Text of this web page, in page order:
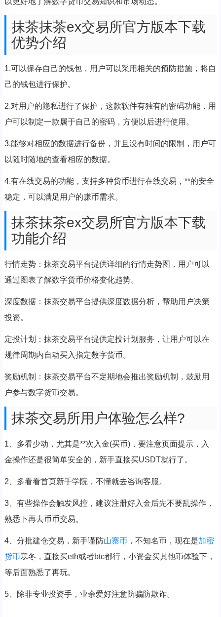
抹茶抹茶ex交易所官方版本下载
优势介绍
1.可以保存自己的钱包，用户可以采用相关的预防措施，将自
己的钱包进行保护。
2.对用户的隐私进行了保护，这款软件有独有的密码功能，用
户可以制定一款属于自己的密码，方便以后进行使用。
3.能够对相应的数据进行备份，并且没有时间的限制，用户可
以随时随地的查看相应的数据。
4.有在线交易的功能，支持多种货币进行在线交易，**的安全
稳定，可以满足用户的赚币需求。
抹茶抹茶ex交易所官方版本下载
功能介绍
行情走势：抹茶交易平台提供详细的行情走势图，用户可以
通过图表了解数字货币价格变化趋势。
深度数据：抹茶交易平台提供深度数据分析，帮助用户决策
投资。
定投计划：抹茶交易平台提供定投计划服务，让用户可以在
规律周期内自动买入指定数字货币。
奖励机制：抹茶交易平台不定期地会推出奖励机制，鼓励用
户参与数字货币交易。
抹茶交易所用户体验怎么样?
1、多看少动，尤其是**次入金(买币)，要注意页面提示，入
金操作还是很简单安全的，新手直接买USDT就行了。
2、多看看首页新手学院，不懂就去咨询客服。
3、有些操作会触发风控，建议注册好入金后先不要乱操作，
熟悉下再去币币交易。
4、分批建仓交易，新手谨防山寨币 ，不知名币，现在是加密
货币寒冬，直接买eth或者btc都行，小资金买其他币体验下，
等后面熟悉了再玩。
5、除非专业投资手，业余爱好注意防骗防欺诈。